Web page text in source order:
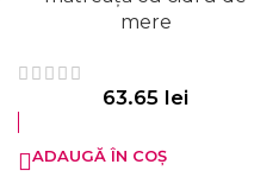
mere
63.65 lei
ADAUGĂ ÎN COȘ